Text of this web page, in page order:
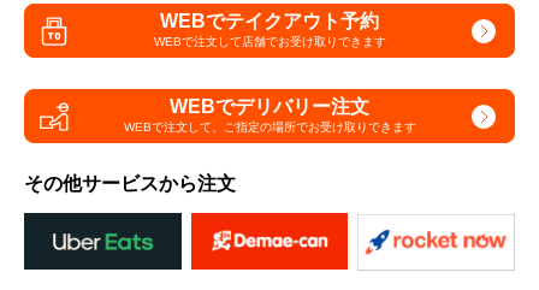
WEBでテイクアウト予約
WEBで注文して店舗でお受け取りできます
WEBでデリバリー注文
WEBで注文して、 ご指定の場所でお受け取りできます
その他サービスから注文